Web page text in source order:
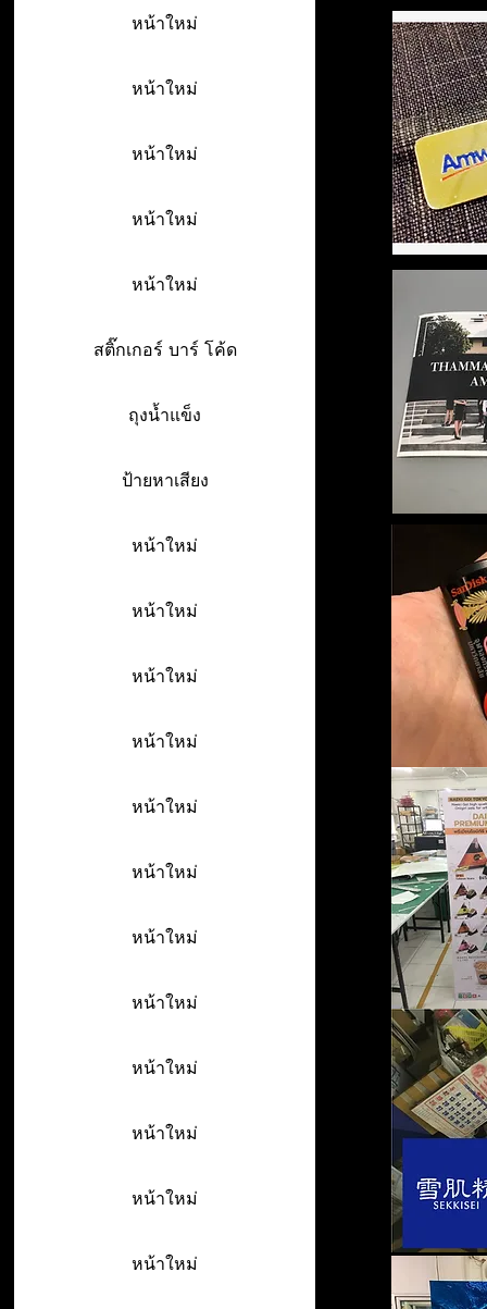
หน้าใหม่
หน้าใหม่
หน้าใหม่
หน้าใหม่
หน้าใหม่
สติ๊กเกอร์ บาร์ โค้ด
ถุงน้ำแข็ง
ป้ายหาเสียง
หน้าใหม่
หน้าใหม่
หน้าใหม่
หน้าใหม่
หน้าใหม่
หน้าใหม่
หน้าใหม่
หน้าใหม่
หน้าใหม่
หน้าใหม่
หน้าใหม่
หน้าใหม่